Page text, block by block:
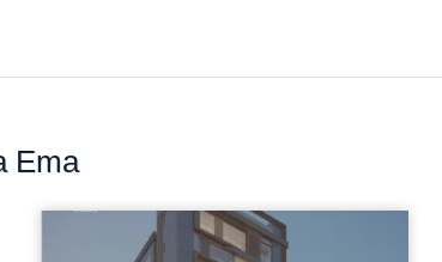
Ema